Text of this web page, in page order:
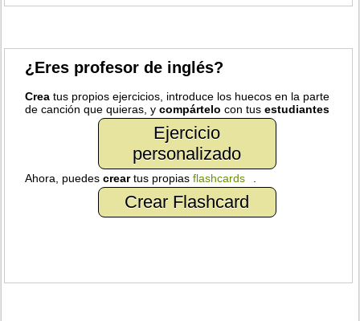
¿Eres profesor de inglés?
Crea tus propios ejercicios, introduce los huecos en la parte
de canción que quieras, ycompártelo con tusestudiantes
Ejercicio
personalizado
Ahora, puedescreartus propiasflashcards
Crear Flashcard